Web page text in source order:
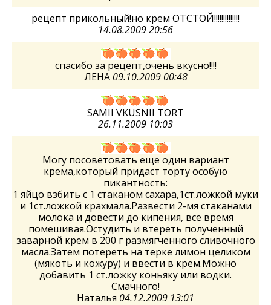
рецепт прикольный!но крем ОТСТОЙ!!!!!!!!!!!!!!
14.08.2009 20:56
спасибо за рецепт,очень вкусно!!!!
ЛЕНА 09.10.2009 00:48
SAMII VKUSNII TORT
26.11.2009 10:03
Могу посоветовать еще один вариант
крема,который придаст торту особую
пикантность:
1 яйцо взбить с 1 стаканом сахара,1ст.ложкой муки
и 1ст.ложкой крахмала.Развести 2-мя стаканами
молока и довести до кипения, все время
помешивая.Остудить и втереть полученный
заварной крем в 200 г размягченного сливочного
масла.Затем потереть на терке лимон целиком
(мякоть и кожуру) и ввести в крем.Можно
добавить 1 ст.ложку коньяку или водки.
Смачного!
Наталья 04.12.2009 13:01